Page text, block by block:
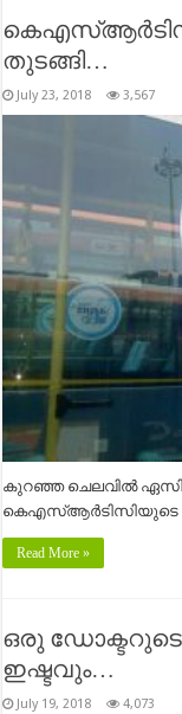
തുടങ്ങി…
July 23, 2018 3,567
കുറഞ്ഞ ചെലവില്‍
കെഎസ്ആര്‍ടിസിയുടെ
Read More »
ഒരു
ഇഷ്ടവും…
July 19, 2018 4,073